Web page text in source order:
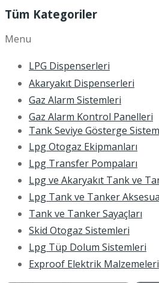
Tüm Kategoriler
Menu
LPG Dispenserleri
Akaryakıt Dispenserleri
Gaz Alarm Sistemleri
Gaz Alarm Kontrol Panelleri
Tank Seviye Gösterge
Lpg Otogaz Ekipmanları
Lpg Transfer Pompaları
Lpg ve Akaryakıt Tank ve
Lpg Tank ve Tanker
Tank ve Tanker Sayaçları
Skid Otogaz Sistemleri
Lpg Tüp Dolum Sistemleri
Exproof Elektrik Malzemeleri